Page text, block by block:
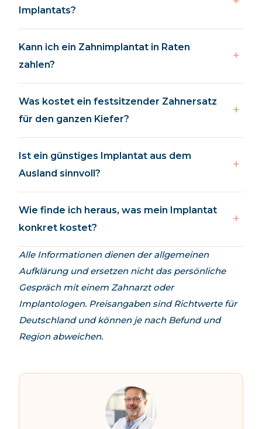
Implantats?
Kann ich ein Zahnimplantat in Raten
zahlen?
Was kostet ein festsitzender Zahnersatz
für den ganzen Kiefer?
Ist ein günstiges Implantat aus dem
Ausland sinnvoll?
Wie finde ich heraus, was mein Implantat
konkret kostet?
Alle Informationen dienen der allgemeinen
Aufklärung und ersetzen nicht das persönliche
Gespräch mit einem Zahnarzt oder
Implantologen. Preisangaben sind Richtwerte für
Deutschland und können je nach Befund und
Region abweichen.